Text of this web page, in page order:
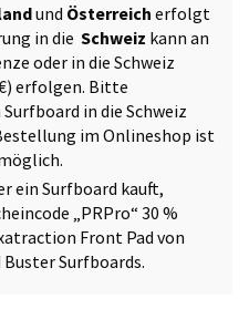
und Österreich erfolgt
in die Schweiz kann an
oder in die Schweiz
erfolgen. Bitte
in die Schweiz
im Onlineshop ist
ein Surfboard kauft,
„PRPro“ 30 %
Front Pad von
Buster Surfboards.